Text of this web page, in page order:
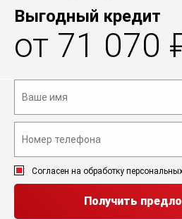
Выгодный кредит
от 71 070
Согласен на обработку
Получить